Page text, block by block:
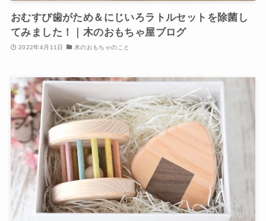
おむすび歯がため＆にじいろラトルセットを除菌し
てみました！｜木のおもちゃ屋ブログ
2022年4月11日 木のおもちゃのこと